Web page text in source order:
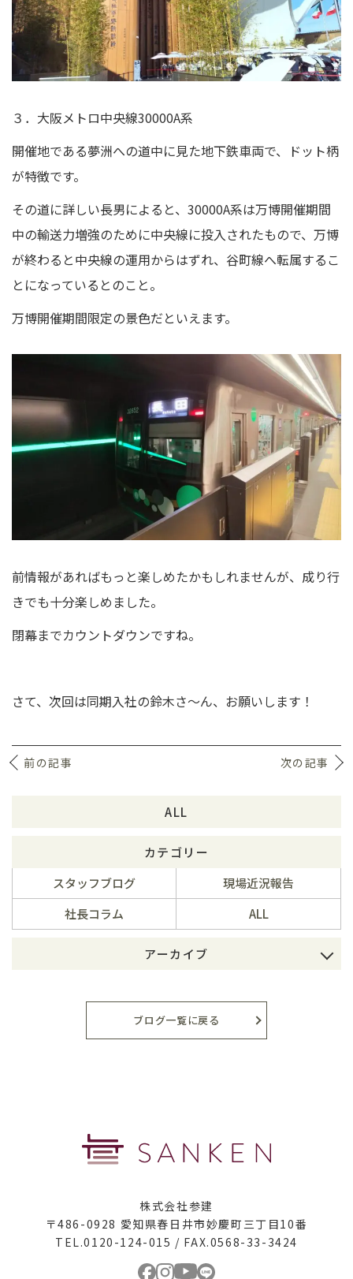
３．大阪メトロ中央線30000A系
開催地である夢洲への道中に見た地下鉄車両で、ドット柄
が特徴です。
その道に詳しい長男によると、30000A系は万博開催期間
中の輸送力増強のために中央線に投入されたもので、万博
が終わると中央線の運用からはずれ、谷町線へ転属するこ
とになっているとのこと。
万博開催期間限定の景色だといえます。
前情報があればもっと楽しめたかもしれませんが、成り行
きでも十分楽しめました。
閉幕までカウントダウンですね。
さて、次回は同期入社の鈴木さ～ん、お願いします！
前の記事 次の記事
ALL
カテゴリー
スタッフブログ
現場近況報告
社長コラム
ALL
アーカイブ
2026年7月
2026年3月
2026年1月
2025年12月
ブログ一覧に戻る
株式会社参建
〒486-0928 愛知県春日井市妙慶町三丁目10番
TEL.0120-124-015 / FAX.0568-33-3424